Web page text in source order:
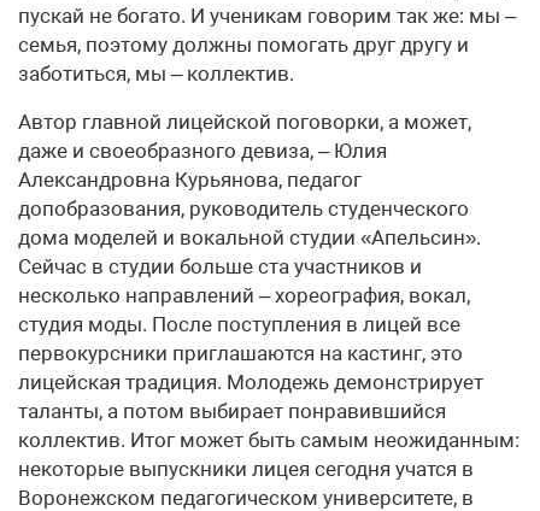
пускай не богато. И ученикам говорим так же: мы –
семья, поэтому должны помогать друг другу и
заботиться, мы – коллектив.
Автор главной лицейской поговорки, а может,
даже и своеобразного девиза, – Юлия
Александровна Курьянова, педагог
допобразования, руководитель студенческого
дома моделей и вокальной студии «Апельсин».
Сейчас в студии больше ста участников и
несколько направлений – хореография, вокал,
студия моды. После поступления в лицей все
первокурсники приглашаются на кастинг, это
лицейская традиция. Молодежь демонстрирует
таланты, а потом выбирает понравившийся
коллектив. Итог может быть самым неожиданным:
некоторые выпускники лицея сегодня учатся в
Воронежском педагогическом университете, в